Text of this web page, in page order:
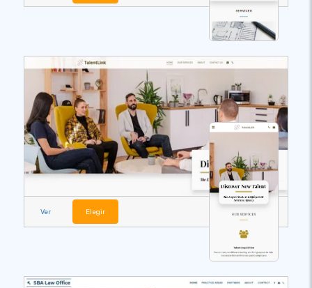
Ver Elegir